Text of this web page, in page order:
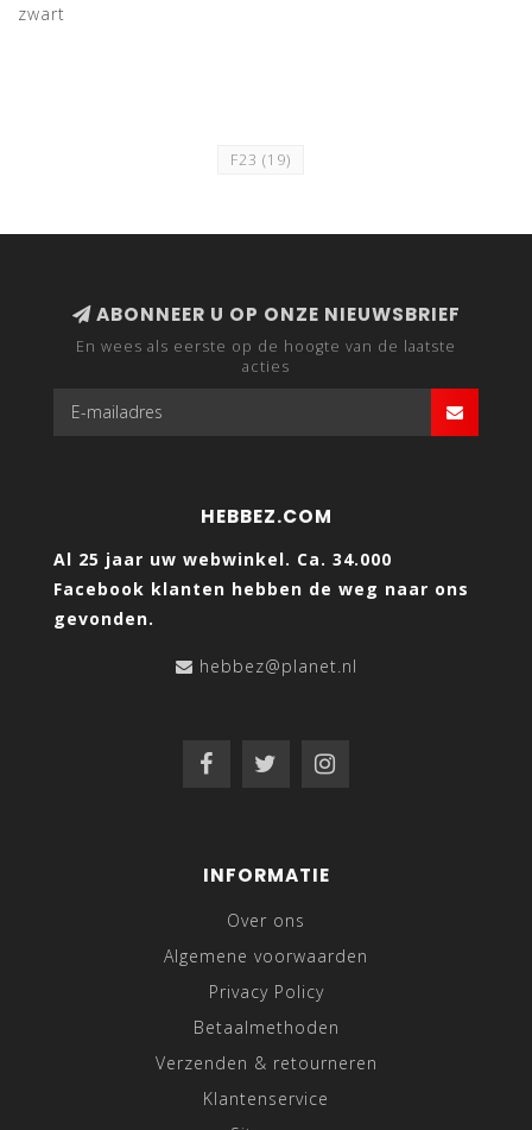
zwart
F23 (19)
ABONNEER U OP ONZE NIEUWSBRIEF
En wees als eerste op de hoogte van de laatste
acties
HEBBEZ.COM
Al 25 jaar uw webwinkel. Ca. 34.000
Facebook klanten hebben de weg naar ons
gevonden.
hebbez@planet.nl
INFORMATIE
Over ons
Algemene voorwaarden
Privacy Policy
Betaalmethoden
Verzenden & retourneren
Klantenservice